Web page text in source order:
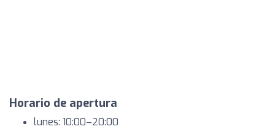
Horario de apertura
lunes: 10:00–20:00